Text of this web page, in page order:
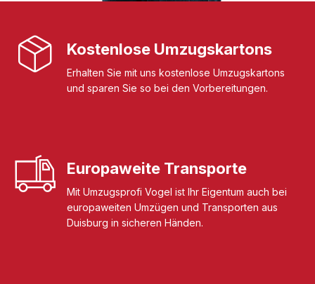
Kostenlose Umzugskartons
Erhalten Sie mit uns kostenlose Umzugskartons
und sparen Sie so bei den Vorbereitungen.
Europaweite Transporte
Mit Umzugsprofi Vogel ist Ihr Eigentum auch bei
europaweiten Umzügen und Transporten aus
Duisburg in sicheren Händen.